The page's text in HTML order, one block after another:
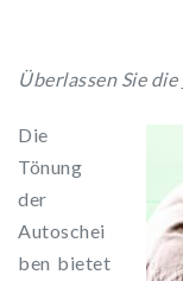
Überlassen Sie die
Die
Tönung
der
Autoschei
ben bietet